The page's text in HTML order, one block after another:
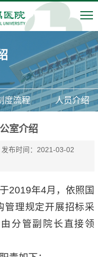
度流程 人员介绍
室介绍
发布时间：2021-03-02
2019年4月，依照国
管理规定开展招标采
分管副院长直接领